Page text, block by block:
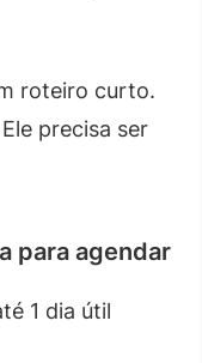
roteiro curto.
precisa ser
para agendar
1 dia útil